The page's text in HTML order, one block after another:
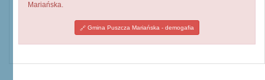
Mariańska.
Gmina Puszcza Mariańska - demogafia